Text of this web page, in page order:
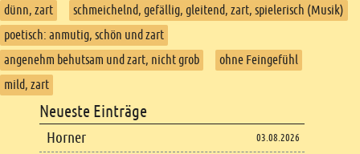
dünn, zart
schmeichelnd, gefällig, gleitend, zart, spielerisch (Musik)
poetisch: anmutig, schön und zart
angenehm behutsam und zart, nicht grob
ohne Feingefühl
mild, zart
Footer content
Neueste Einträge
Horner 03.08.2026